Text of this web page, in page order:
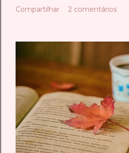
Compartilhar 2 comentários